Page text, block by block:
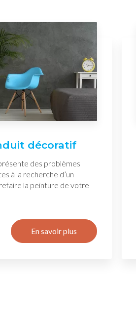
décoratif
des problèmes
à la recherche d’un
la peinture de votre
En savoir plus